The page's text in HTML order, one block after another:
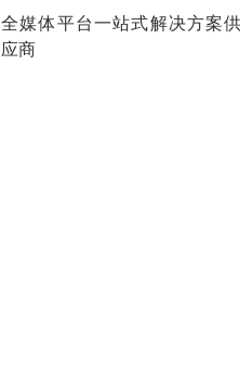
全媒体平台一站式解决方案供
应商